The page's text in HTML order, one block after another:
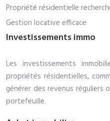
Propriété résidentielle
Gestion locative efficace
Investissements immo
Les investissements
propriétés résidentielles,
générer des revenus réguliers
portefeuille.